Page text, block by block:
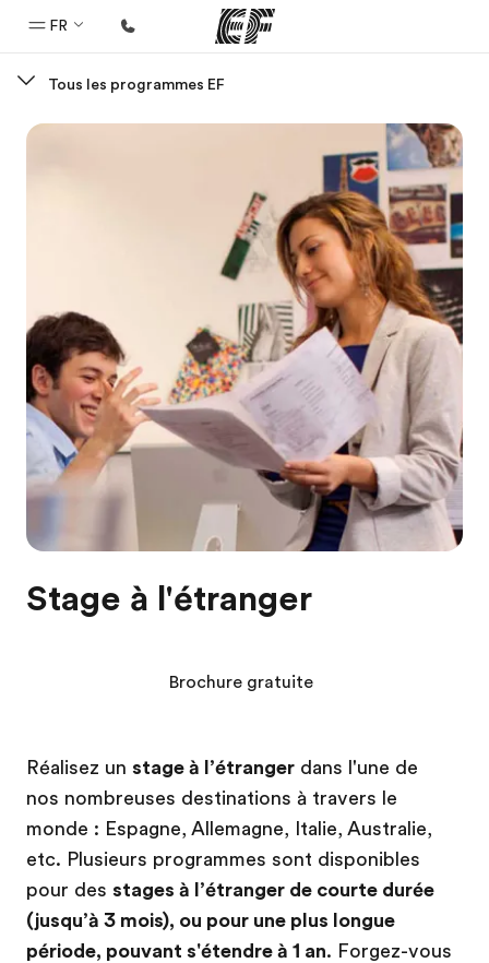
FR
Bienvenue chez EF
A propos de nous
Qui sommes-nous ?
EF recrute
Rejoignez nos équipes
Tous les programmes EF
Stage à l'étranger
Réalisez un stage à l’étranger dans l'une de
nos nombreuses destinations à travers le
monde : Espagne, Allemagne, Italie, Australie,
etc. Plusieurs programmes sont disponibles
pour des stages à l’étranger de courte durée
(jusqu’à 3 mois), ou pour une plus longue
période, pouvant s'étendre à 1 an. Forgez-vous
Brochure gratuite